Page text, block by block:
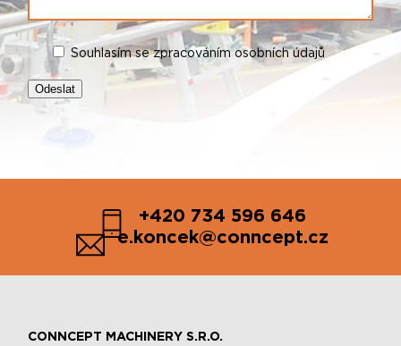
Souhlasím se zpracováním osobních údajů
+420 734 596 646
e.koncek@conncept.cz
CONNCEPT MACHINERY S.R.O.